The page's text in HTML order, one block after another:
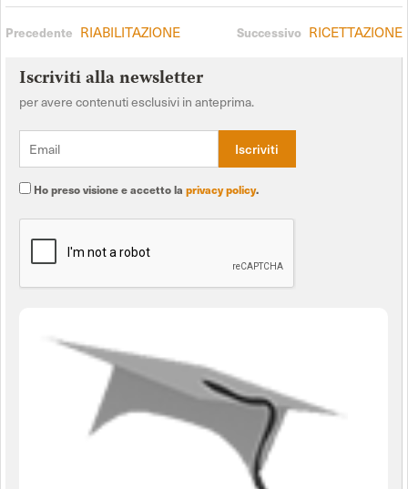
Precedente RIABILITAZIONE Successivo RICETTAZIONE
Iscriviti alla newsletter
per avere contenuti esclusivi in anteprima.
Ho preso visione e accetto la privacy policy.